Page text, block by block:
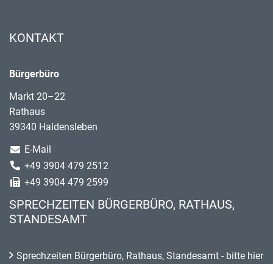
KONTAKT
Bürgerbüro
Markt 20–22
Rathaus
39340 Haldensleben
E-Mail
+49 3904 479 2512
+49 3904 479 2599
SPRECHZEITEN BÜRGERBÜRO, RATHAUS,
STANDESAMT
Sprechzeiten Bürgerbüro, Rathaus, Standesamt - bitte hier